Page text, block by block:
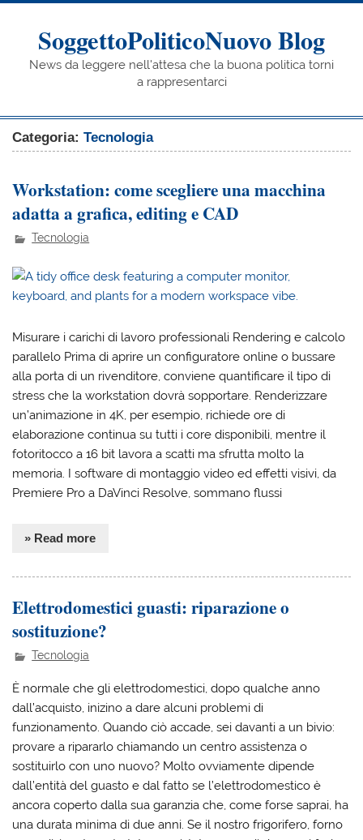
Skip
contentSoggettoPoliticoNuovo Blog
News da leggere nell'attesa che la buona politica torni
a rappresentarci
Categoria:Tecnologia
Workstation: come scegliere una macchina
adatta a grafica, editing e CAD
Tecnologia
Misurare i carichi di lavoro professionali Rendering e calcolo
parallelo Prima di aprire un configuratore online o bussare
alla porta di un rivenditore, conviene quantificare il tipo di
stress che la workstation dovrà sopportare. Renderizzare
un’animazione in 4K, per esempio, richiede ore di
elaborazione continua su tutti i core disponibili, mentre il
fotoritocco a 16 bit lavora a scatti ma sfrutta molto la
memoria. I software di montaggio video ed effetti visivi, da
Premiere Pro a DaVinci Resolve, sommano flussi
» Read more
Elettrodomestici guasti: riparazione o
sostituzione?
Tecnologia
È normale che gli elettrodomestici, dopo qualche anno
dall’acquisto, inizino a dare alcuni problemi di
funzionamento. Quando ciò accade, sei davanti a un bivio:
provare a ripararlo chiamando un centro assistenza o
sostituirlo con uno nuovo? Molto ovviamente dipende
dall’entità del guasto e dal fatto se l’elettrodomestico è
ancora coperto dalla sua garanzia che, come forse saprai, ha
una durata minima di due anni. Se il nostro frigorifero, forno